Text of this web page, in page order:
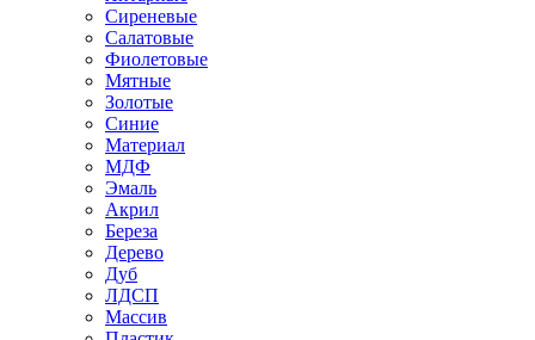
Сиреневые
Салатовые
Фиолетовые
Мятные
Золотые
Синие
Материал
МДФ
Эмаль
Акрил
Береза
Дерево
Дуб
ЛДСП
Массив